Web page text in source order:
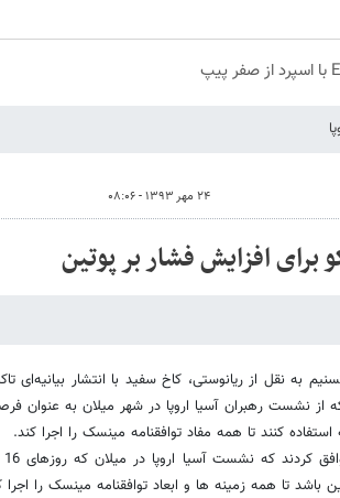
۲۴ مهر ۱۳۹۳ - ۰۸:۰۶
برای افزایش فشار بر پوتین
به نقل از ریانوستی، کاخ سفید با انتشار بیانیه‌ای
از نشست رهبران آسیا اروپا در شهر میلان به عنوان
کنند تا همه مفاد توافقنامه مینسک را اجرا کند.
تا همه زمینه ها و ابعاد توافقنامه مینسک را اجرا